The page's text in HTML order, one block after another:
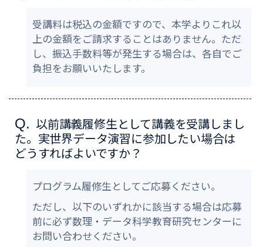
受講料は税込の金額ですので、本学よりこれ以
上の金額をご請求することはありません。ただ
し、振込手数料等が発生する場合は、各自でご
負担をお願いいたします。
Q. 以前講義履修生として講義を受講しまし
た。実世界データ演習に参加したい場合は
どうすればよいですか？
プログラム履修生としてご応募ください。
ただし、以下のいずれかに該当する場合は応募
前に必ず数理・データ科学教育研究センターに
お問い合わせください。